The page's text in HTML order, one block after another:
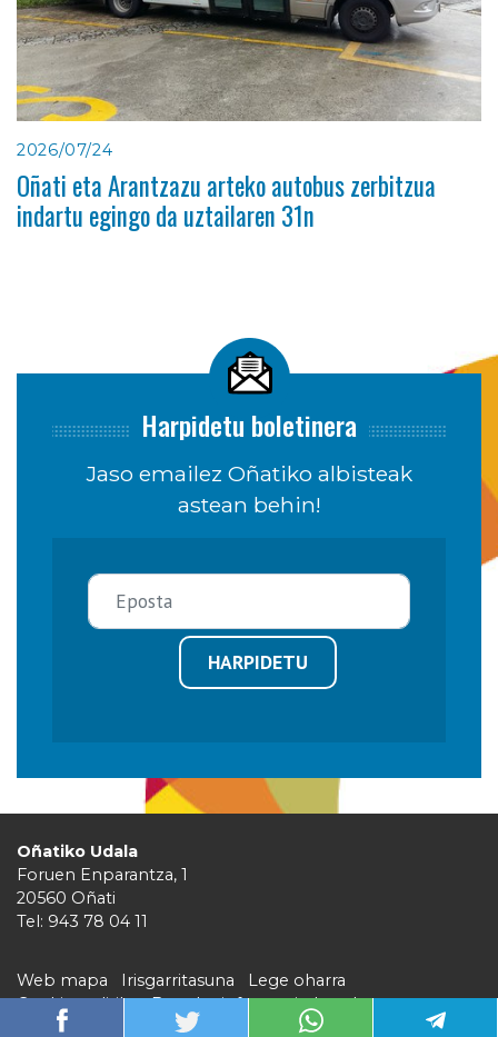
2026/07/24
Oñati eta Arantzazu arteko autobus zerbitzua
indartu egingo da uztailaren 31n
Harpidetu boletinera
Jaso emailez Oñatiko albisteak
astean behin!
HARPIDETU
Oñatiko Udala
Foruen Enparantza, 1
20560 Oñati
Tel: 943 78 04 11
Web mapa Irisgarritasuna
Lege oharra
Cookie politika
Barruko informazio kanala